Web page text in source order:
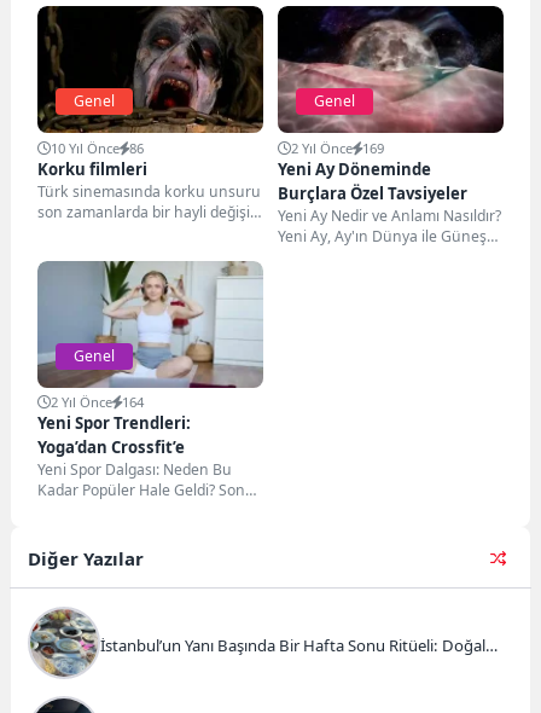
Genel
10 Yıl Önce 86
Korku filmleri
Türk sinemasında korku unsuru
son zamanlarda bir hayli değişik
Genel
2 Yıl Önce 169
Yeni Ay Döneminde
Burçlara Özel Tavsiyeler
Yeni Ay Nedir ve Anlamı Nasıldır?
Yeni Ay, Ay'ın Dünya ile Güneş
Genel
2 Yıl Önce 164
Yeni Spor Trendleri:
Yoga’dan Crossfit’e
Yeni Spor Dalgası: Neden Bu
Kadar Popüler Hale Geldi? Son
Diğer Yazılar
İstanbul’un Yanı Başında Bir Hafta Sonu Ritüeli: Doğal